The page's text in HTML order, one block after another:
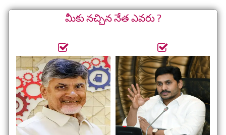
మీకు నచ్చిన నేత ఎవరు ?